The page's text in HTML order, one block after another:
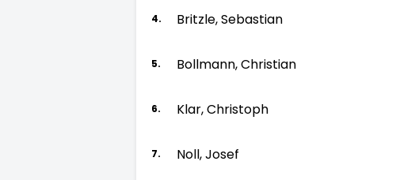
4. Britzle, Sebastian
5. Bollmann, Christian
6. Klar, Christoph
7. Noll, Josef